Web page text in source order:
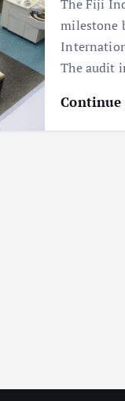
The Fiji
milestone
The audit